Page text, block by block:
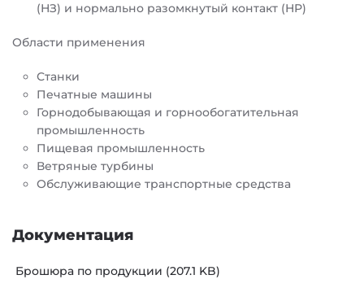
(НЗ) и нормально разомкнутый контакт (НР)
Области применения
Станки
Печатные машины
Горнодобывающая и горнообогатительная
промышленность
Пищевая промышленность
Ветряные турбины
Обслуживающие транспортные средства
Документация
Брошюра по продукции (207.1 KB)